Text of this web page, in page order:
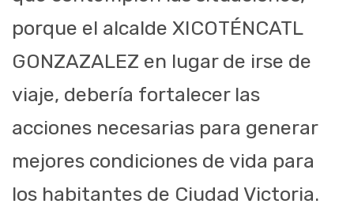
porque el alcalde XICOTÉNCATL
GONZAZALEZ en lugar de irse de
viaje, debería fortalecer las
acciones necesarias para generar
mejores condiciones de vida para
los habitantes de Ciudad Victoria.